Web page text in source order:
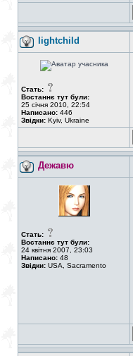
lightchild
Стать:
Востаннє тут були:
25 січня 2010, 22:54
Написано: 446
Звідки: Kyiv, Ukraine
Дежавю
Стать:
Востаннє тут були:
24 квітня 2007, 23:03
Написано: 48
Звідки: USA, Sacramento